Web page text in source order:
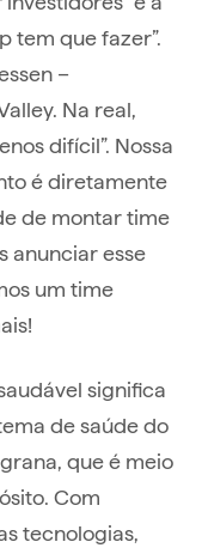
tem que fazer”.
–
Na real,
difícil”. Nossa
é diretamente
de montar time
anunciar esse
um time
significa
de saúde do
que é meio
Com
tecnologias,